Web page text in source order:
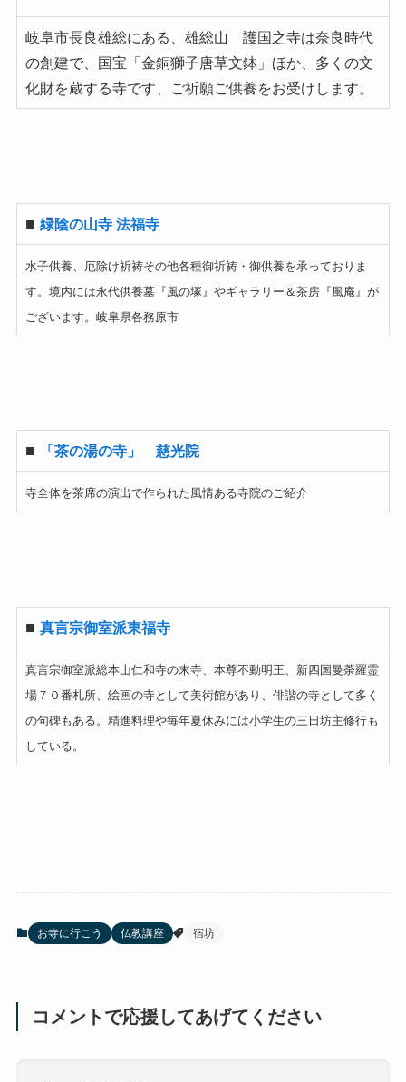
岐阜市長良雄総にある、雄総山 護国之寺は奈良時代
の創建で、国宝「金銅獅子唐草文鉢」ほか、多くの文
化財を蔵する寺です、ご祈願ご供養をお受けします。
■ 緑陰の山寺 法福寺
水子供養、厄除け祈祷その他各種御祈祷・御供養を承っておりま
す。境内には永代供養墓『風の塚』やギャラリー＆茶房『風庵』が
ございます。岐阜県各務原市
■ 「茶の湯の寺」 慈光院
寺全体を茶席の演出で作られた風情ある寺院のご紹介
■ 真言宗御室派東福寺
真言宗御室派総本山仁和寺の末寺、本尊不動明王、新四国曼荼羅霊
場７０番札所、絵画の寺として美術館があり、俳諧の寺として多く
の句碑もある。精進料理や毎年夏休みには小学生の三日坊主修行も
している。
お寺に行こう 仏教講座 宿坊
コメントで応援してあげてください